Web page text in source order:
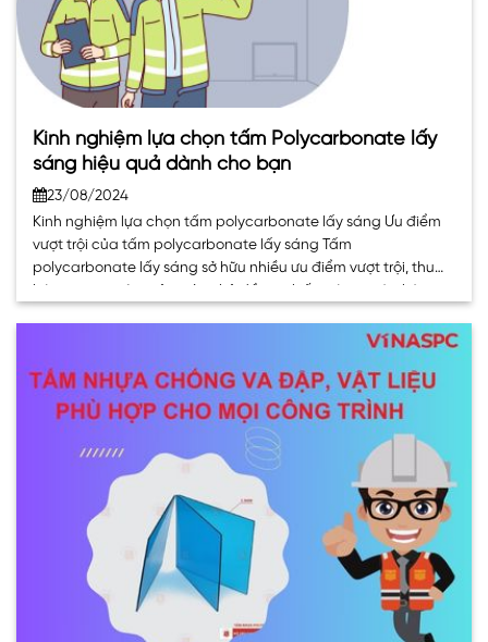
Kinh nghiệm lựa chọn tấm Polycarbonate lấy
sáng hiệu quả dành cho bạn
23/08/2024
Kinh nghiệm lựa chọn tấm polycarbonate lấy sáng Ưu điểm
vượt trội của tấm polycarbonate lấy sáng Tấm
polycarbonate lấy sáng sở hữu nhiều ưu điểm vượt trội, thu
hút sự quan tâm của các chủ đầu tư, kiến trúc sư và nhà